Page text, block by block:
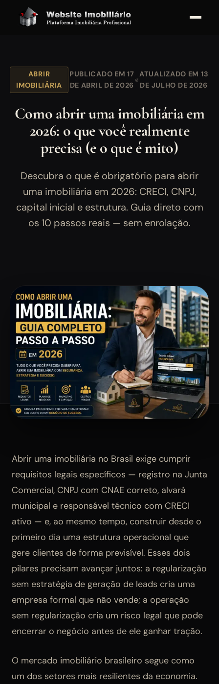
ABRIR
IMOBILIÁRIA
PUBLICADO EM 17
DE ABRIL DE 2026
ATUALIZADO EM 13
DE JULHO DE 2026
Como abrir uma imobiliária em
2026: o que você realmente
precisa (e o que é mito)
Descubra o que é obrigatório para abrir
uma imobiliária em 2026: CRECI, CNPJ,
capital inicial e estrutura. Guia direto com
os 10 passos reais — sem enrolação.
Abrir uma imobiliária no Brasil exige cumprir
requisitos legais específicos — registro na Junta
Comercial, CNPJ com CNAE correto, alvará
municipal e responsável técnico com CRECI
ativo — e, ao mesmo tempo, construir desde o
primeiro dia uma estrutura operacional que
gere clientes de forma previsível. Esses dois
pilares precisam avançar juntos: a regularização
sem estratégia de geração de leads cria uma
empresa formal que não vende; a operação
sem regularização cria um risco legal que pode
encerrar o negócio antes de ele ganhar tração.
O mercado imobiliário brasileiro segue como
um dos setores mais resilientes da economia.